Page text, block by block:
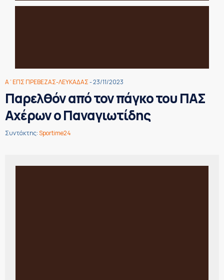
Α΄ΕΠΣ ΠΡΕΒΕΖΑΣ-ΛΕΥΚΑΔΑΣ- 23/11/2023
Παρελθόν από τον πάγκο του ΠΑΣ
Αχέρων ο Παναγιωτίδης
Συντάκτης:Sportime24